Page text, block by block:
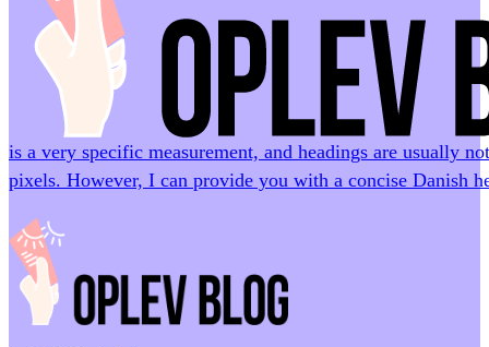
is a very specific measurement, and headings are usually
pixels. However, I can provide you with a concise Danish